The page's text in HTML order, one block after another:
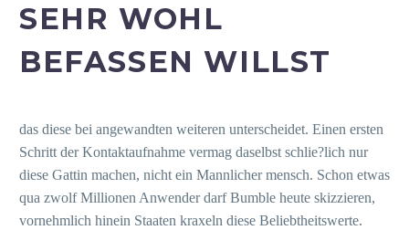
SEHR WOHL
BEFASSEN WILLST
das diese bei angewandten weiteren unterscheidet. Einen ersten
Schritt der Kontaktaufnahme vermag daselbst schlie?lich nur
diese Gattin machen, nicht ein Mannlicher mensch. Schon etwas
qua zwolf Millionen Anwender darf Bumble heute skizzieren,
vornehmlich hinein Staaten kraxeln diese Beliebtheitswerte.